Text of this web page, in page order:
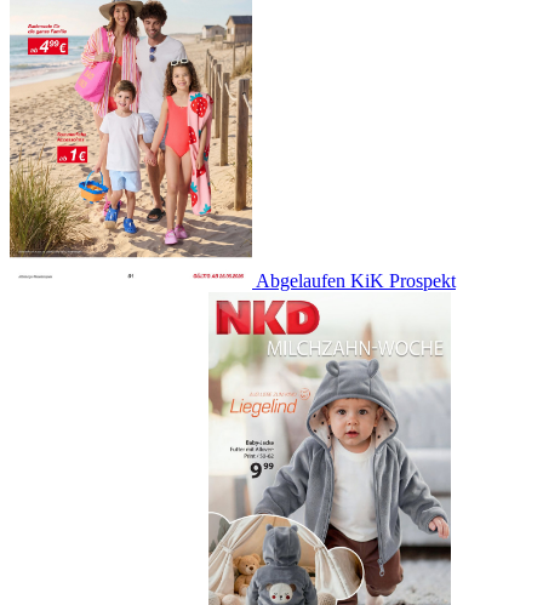
Abgelaufen KiK Prospekt